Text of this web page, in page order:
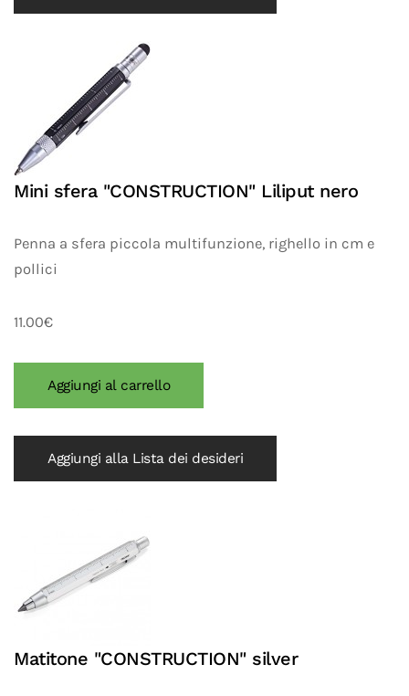
Mini sfera "CONSTRUCTION" Liliput nero
Penna a sfera piccola multifunzione, righello in cm e
pollici
11.00€
Aggiungi alla Lista dei desideri
Matitone "CONSTRUCTION" silver